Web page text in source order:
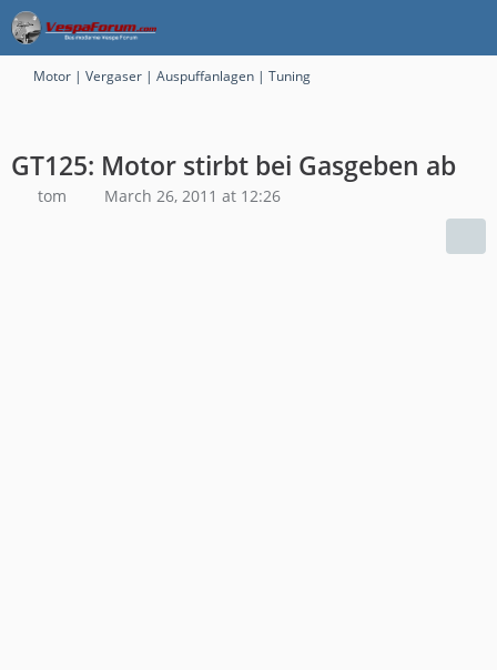
Motor | Vergaser | Auspuffanlagen | Tuning
GT125: Motor stirbt bei Gasgeben ab
tom March 26, 2011 at 12:26